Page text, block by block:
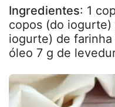
Ingredientes: 1
copos (do
iogurte) de
óleo 7 g de